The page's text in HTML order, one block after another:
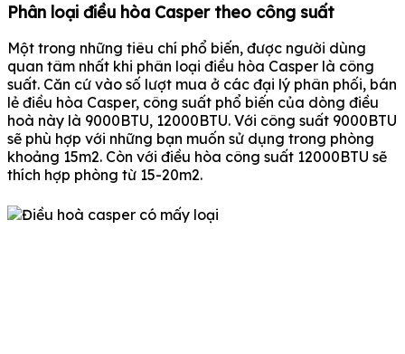
Phân loại điều hòa Casper theo công suất
Một trong những tiêu chí phổ biến, được người dùng
quan tâm nhất khi phân loại điều hòa Casper là công
suất. Căn cứ vào số lượt mua ở các đại lý phân phối, bán
lẻ điều hòa Casper, công suất phổ biến của dòng điều
hoà này là 9000BTU, 12000BTU. Với công suất 9000BTU
sẽ phù hợp với những bạn muốn sử dụng trong phòng
khoảng 15m2. Còn với điều hòa công suất 12000BTU sẽ
thích hợp phòng từ 15-20m2.